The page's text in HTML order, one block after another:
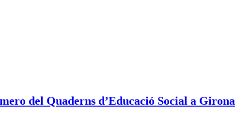
del Quaderns d’Educació Social a Girona